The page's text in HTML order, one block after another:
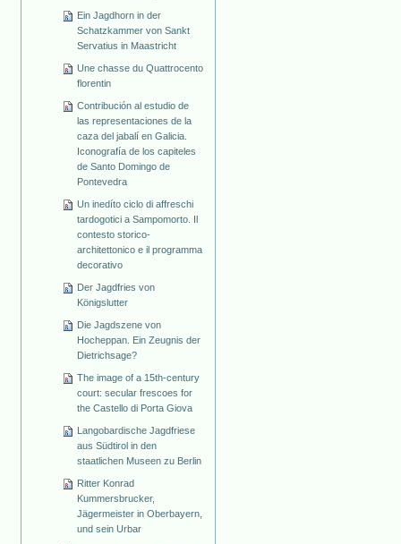
Ein Jagdhorn in der
Schatzkammer von Sankt
Servatius in Maastricht
Une chasse du Quattrocento
florentin
Contribución al estudio de
las representaciones de la
caza del jabalí en Galicia.
Iconografía de los capiteles
de Santo Domingo de
Pontevedra
Un inedíto ciclo di affreschi
tardogotici a Sampomorto. Il
contesto storico-
architettonico e il programma
decorativo
Der Jagdfries von
Königslutter
Die Jagdszene von
Hocheppan. Ein Zeugnis der
Dietrichsage?
The image of a 15th-century
court: secular frescoes for
the Castello di Porta Giova
Langobardische Jagdfriese
aus Südtirol in den
staatlichen Museen zu Berlin
Ritter Konrad
Kummersbrucker,
Jägermeister in Oberbayern,
und sein Urbar